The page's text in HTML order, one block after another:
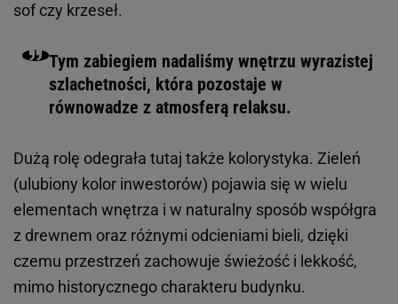
sof czy krzeseł.
Tym zabiegiem nadaliśmy wnętrzu wyrazistej
szlachetności, która pozostaje w
równowadze z atmosferą relaksu.
Dużą rolę odegrała tutaj także kolorystyka. Zieleń
(ulubiony kolor inwestorów) pojawia się w wielu
elementach wnętrza i w naturalny sposób współgra
z drewnem oraz różnymi odcieniami bieli, dzięki
czemu przestrzeń zachowuje świeżość i lekkość,
mimo historycznego charakteru budynku.